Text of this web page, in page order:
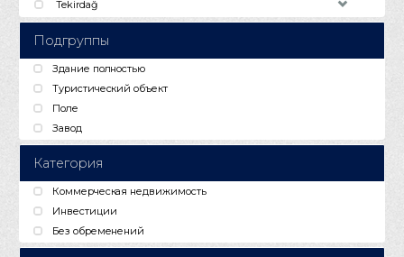
Tekirdağ
Подгруппы
Здание полностью
Туристический объект
Поле
Завод
Категория
Коммерческая недвижимость
Инвестиции
Без обременений